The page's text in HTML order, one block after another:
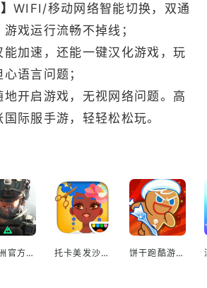
WIFI/移动网络智能切换，双通
戏运行流畅不掉线；
能加速，还能一键汉化游戏，玩
语言问题；
开启游戏，无视网络问题。高
际服手游，轻轻松松玩。
三角洲官方正版 托卡美发沙龙4安装 饼干跑酷游戏